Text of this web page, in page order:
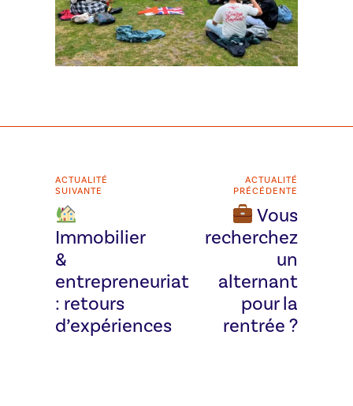
ACTUALITÉ
SUIVANTE
Immobilier
&
entrepreneuriat
: retours
d’expériences
ACTUALITÉ
PRÉCÉDENTE
Vous
recherchez
un
alternant
pour la
rentrée ?